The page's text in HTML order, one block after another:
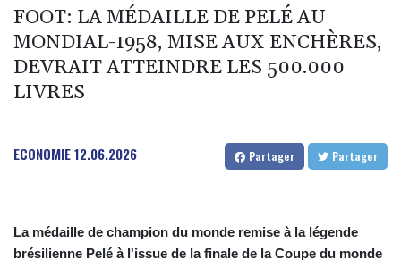
fusillade mortelle
Emploi américain moins bon que prévu, les Bourses en hausse
Dans les ruines de Gaza, la laborieuse renaissance de
l'apiculture sur les toits
FOOT: LA MÉDAILLE DE PELÉ AU
MONDIAL-1958, MISE AUX ENCHÈRES,
DEVRAIT ATTEINDRE LES 500.000
LIVRES
ECONOMIE12.06.2026 Partager Partager
La médaille de champion du monde remise à la légende
brésilienne Pelé à l'issue de la finale de la Coupe du monde